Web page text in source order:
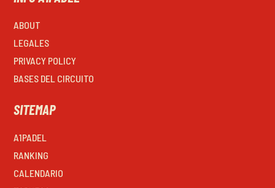
ABOUT
LEGALES
PRIVACY POLICY
BASES DEL CIRCUITO
SITEMAP
A1PADEL
RANKING
CALENDARIO